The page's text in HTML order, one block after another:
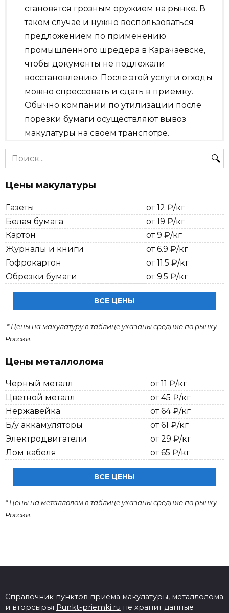
становятся грозным оружием на рынке. В
таком случае и нужно воспользоваться
предложением по применению
промышленного шредера в Карачаевске,
чтобы документы не подлежали
восстановлению. После этой услуги отходы
можно спрессовать и сдать в приемку.
Обычно компании по утилизации после
порезки бумаги осуществляют вывоз
макулатуры на своем транспотре.
Search
for:
Цены макулатуры
Газеты
от 12 ₽/кг
Белая бумага
от 19 ₽/кг
Картон
от 9 ₽/кг
Журналы и книги
от 6.9 ₽/кг
Гофрокартон
от 11.5 ₽/кг
Обрезки бумаги
от 9.5 ₽/кг
ВСЕ ЦЕНЫ
* Цены на макулатуру в таблице указаны средние по рынку
России.
Цены металлолома
Черный металл
от 11 ₽/кг
Цветной металл
от 45 ₽/кг
Нержавейка
от 64 ₽/кг
Б/у аккамуляторы
от 61 ₽/кг
Электродвигатели
от 29 ₽/кг
Лом кабеля
от 65 ₽/кг
ВСЕ ЦЕНЫ
* Цены на металлолом в таблице указаны средние по рынку
России.
Справочник пунктов приема макулатуры, металлолома
и вторсырья Punkt-priemki.ru не хранит данные